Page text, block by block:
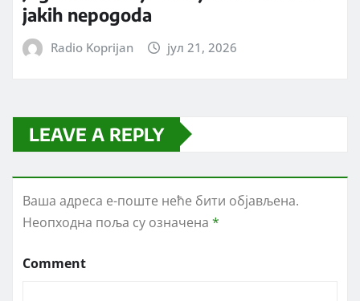
jakih nepogoda
Radio Koprijan јул 21, 2026
LEAVE A REPLY
Ваша адреса е-поште неће бити објављена.
Неопходна поља су означена *
Comment